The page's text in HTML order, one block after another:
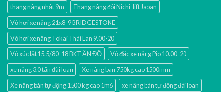
thang nâng nhật 9m
Thang nâng đôi Nichi-lift Japan
Vỏ hơi xe nâng 21x8-9 BRIDGESTONE
Vỏ hơi xe nâng Tokai Thái Lan 9.00-20
Vỏ xúc lật 15.5/80-18 BKT ẤN ĐỘ
Vỏ đặc xe nâng Pio 10.00-20
xe nâng 3.0 tấn đài loan
Xe nâng bàn 750kg cao 1500mm
Xe nâng bán tự động 1500 kg cao 1m6
xe nâng bán tự động đài loan